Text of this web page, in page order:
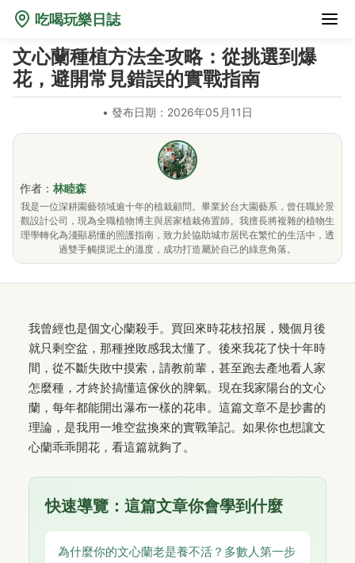
吃喝玩樂日誌
文心蘭種植方法全攻略：從挑選到爆
花，避開常見錯誤的實戰指南
• 發布日期：2026年05月11日
作者： 林睦森
我是一位深耕園藝領域逾十年的植栽顧問。畢業於台大園藝系，曾任職於景
觀設計公司，現為全職植物博主與居家植栽佈置師。我擅長將複雜的植物生
理學轉化為淺顯易懂的照護指南，致力於協助城市居民在繁忙的生活中，透
過雙手觸摸泥土的溫度，成功打造屬於自己的綠意角落。
我曾經也是個文心蘭殺手。買回來時花枝招展，幾個月後
就只剩空盆，那種挫敗感我太懂了。後來我花了快十年時
間，從不斷失敗中摸索，請教前輩，甚至跑去產地看人家
怎麼種，才終於搞懂這傢伙的脾氣。現在我家陽台的文心
蘭，每年都能開出瀑布一樣的花串。這篇文章不是抄書的
理論，是我用一堆空盆換來的實戰筆記。如果你也想讓文
心蘭乖乖開花，看這篇就夠了。
快速導覽：這篇文章你會學到什麼
為什麼你的文心蘭老是養不活？多數人第一步